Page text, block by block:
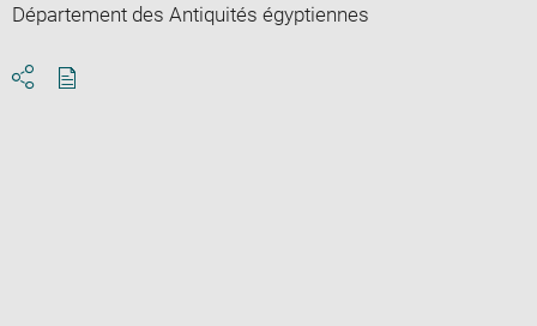
Département des Antiquités égyptiennes